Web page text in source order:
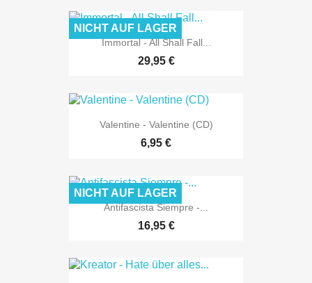
Immortal - All Shall Fall...
29,95 €
NICHT AUF LAGER
Valentine - Valentine (CD)
6,95 €
Antifascista Siempre -...
16,95 €
NICHT AUF LAGER